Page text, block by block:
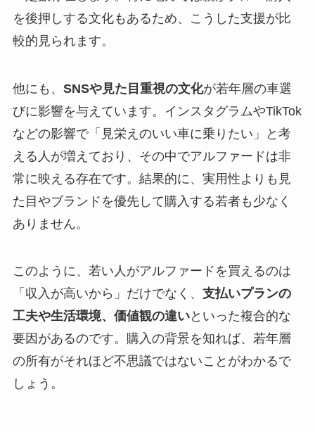
を後押しする文化もあるため、こうした支援が比
較的見られます。
他にも、 SNSや見た目重視の文化が若年層の車選
びに影響を与えています。インスタグラムやTikTok
などの影響で「見栄えのいい車に乗りたい」と考
える人が増えており、その中でアルファードは非
常に映える存在です。結果的に、実用性よりも見
た目やブランドを優先して購入する若者も少なく
ありません。
このように、若い人がアルファードを買えるのは
「収入が高いから」だけでなく、 支払いプランの
工夫や生活環境、価値観の違いといった複合的な
要因があるのです。購入の背景を知れば、若年層
の所有がそれほど不思議ではないことがわかるで
しょう。